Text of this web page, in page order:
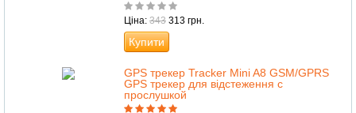
Ціна: 343 313 грн.
Купити
GPS трекер Tracker Mini A8 GSM/GPRS
GPS трекер для відстеження с
прослушкой